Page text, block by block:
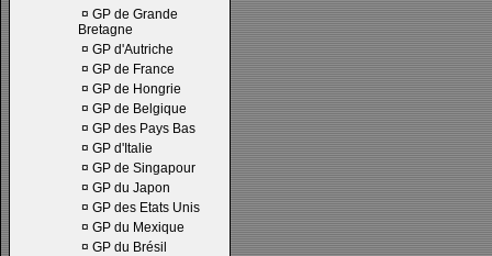
¤ GP de Grande
Bretagne
¤ GP d'Autriche
¤ GP de France
¤ GP de Hongrie
¤ GP de Belgique
¤ GP des Pays Bas
¤ GP d'Italie
¤ GP de Singapour
¤ GP du Japon
¤ GP des Etats Unis
¤ GP du Mexique
¤ GP du Brésil